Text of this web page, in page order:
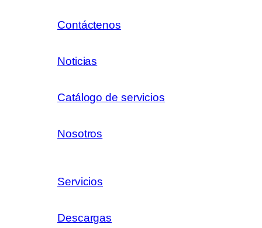
Contáctenos
Noticias
Catálogo de servicios
Nosotros
Servicios
Descargas